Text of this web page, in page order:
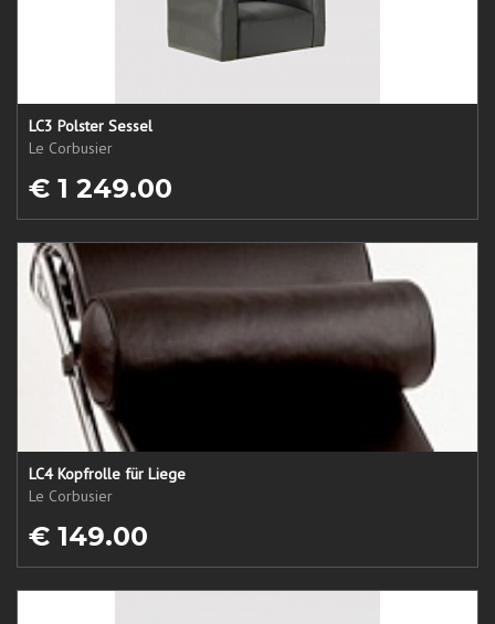
LC3 Polster Sessel
Le Corbusier
€ 1 249.00
LC4 Kopfrolle für Liege
Le Corbusier
€ 149.00